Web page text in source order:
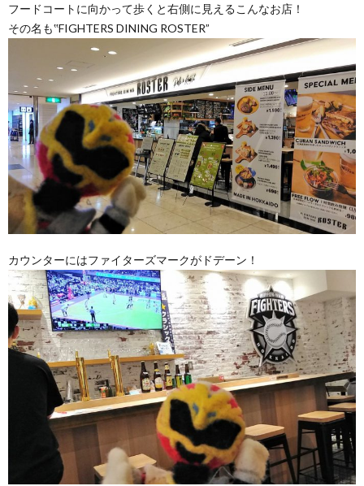
フードコートに向かって歩くと右側に見えるこんなお店！
その名も‟FIGHTERS DINING ROSTER”
カウンターにはファイターズマークがドデーン！